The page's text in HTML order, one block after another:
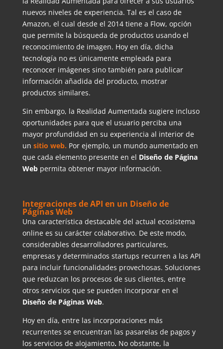
nuevos niveles de experiencia. Tal es el caso de
Amazon, el cual desde el 2014 tiene a Flow, opción
que permite la búsqueda de productos usando el
reconocimiento de imagen. Hoy en día, dicha
tecnología no es únicamente empleada para
reconocer imágenes sino también para publicar
información añadida del producto, mostrar
productos similares.
Sin embargo, la Realidad Aumentada sugiere incluso
oportunidades para que el usuario perciba una
mayor profundidad en su experiencia al interior de
un sitio web. Por ejemplo, un mundo aumentado en
que cada elemento presente en el Diseño de Página
Web permita obtener mayor información.
Integraciones de API en un Diseño de
Páginas Web
Una característica destacable del actual ecosistema
online es su carácter colaborativo. De este modo,
considerables desarrolladores particulares,
empresas y determinados startups recurren a las API
para incluir funcionalidades provechosas. Soluciones
que reduzcan los procesos de sus clientes, entre
otros servicios que se pueden incorporar en el
Diseño de Páginas Web.
Hoy en día, entre las incorporaciones más
recurrentes se encuentran las pasarelas de pagos y
los servicios de alojamiento. No obstante, la